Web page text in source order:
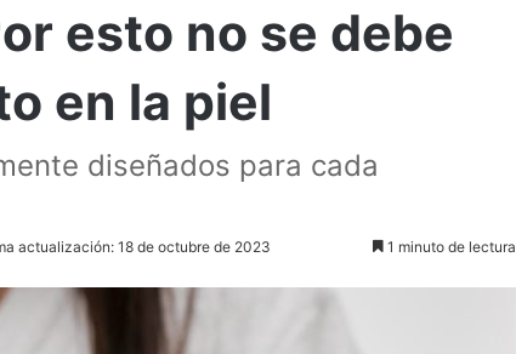
esto no se debe
en la piel
diseñados para cada
actualización: 18 de octubre de 2023 1 minuto de lectura